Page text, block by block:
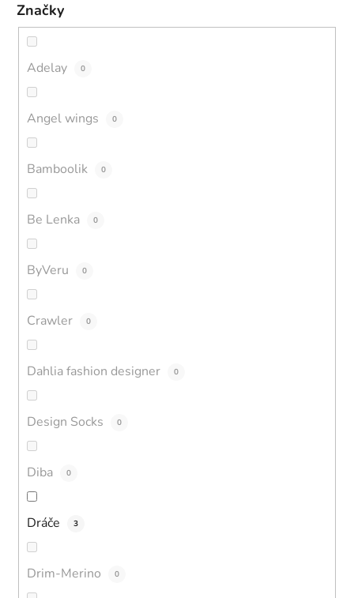
Značky
Adelay 0
Angel wings 0
Bamboolik 0
Be Lenka 0
ByVeru 0
Crawler 0
Dahlia fashion designer 0
Design Socks 0
Diba 0
Dráče 3
Drim-Merino 0